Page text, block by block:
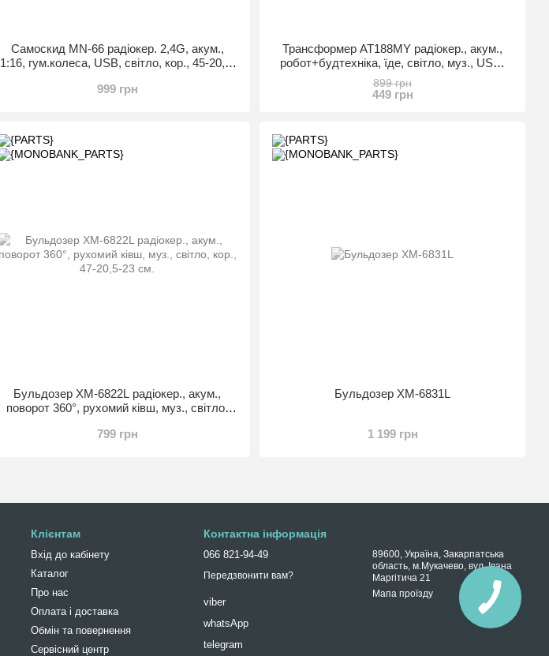
Самоскид MN-66 радіокер. 2,4G, акум.,
1:16, гум.колеса, USB, світло, кор., 45-20,5-
999 грн
Трансформер AT188MY радіокер., акум.,
робот+будтехніка, їде, світло, муз., USD,
кор., 38-42-32 см.
899 грн
449 грн
Бульдозер XM-6822L радіокер., акум.,
поворот 360°, рухомий ківш, муз., світло,
799 грн
Бульдозер XM-6831L
1 199 грн
Клієнтам
Вхід до кабінету
Каталог
Про нас
Оплата і доставка
Обмін та повернення
Сервісний центр
Контактна інформація
066 821-94-49
Передзвонити вам?
viber
whatsApp
telegram
89600, Україна, Закарпатська
область, м.Мукачево, вул. Івана
Маргітича 21
Мапа проїзду